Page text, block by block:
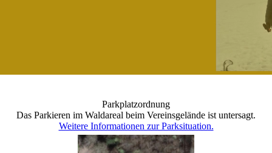
Parkplatzordnung
Das Parkieren im Waldareal beim Vereinsgelände ist untersagt.
Weitere Informationen zur Parksituation.